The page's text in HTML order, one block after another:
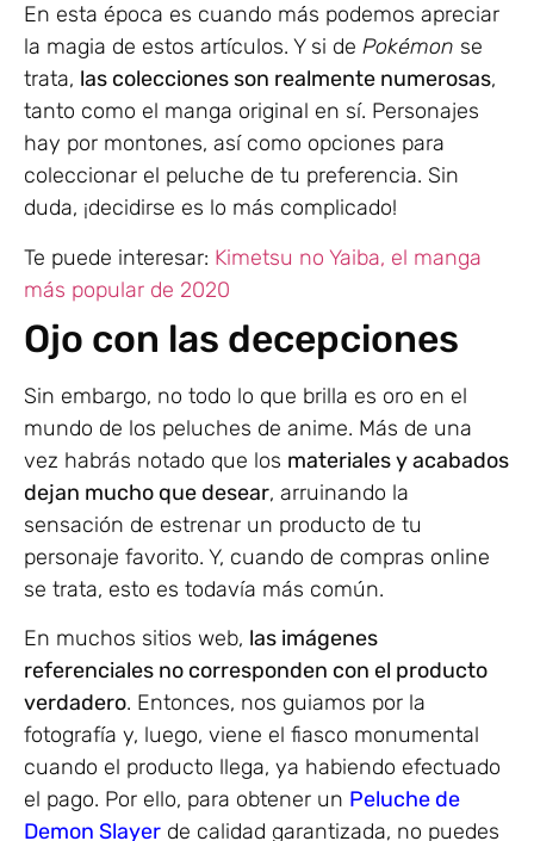
En esta época es cuando más podemos apreciar
la magia de estos artículos. Y si de Pokémon se
trata, las colecciones son realmente numerosas,
tanto como el manga original en sí. Personajes
hay por montones, así como opciones para
coleccionar el peluche de tu preferencia. Sin
duda, ¡decidirse es lo más complicado!
Te puede interesar: Kimetsu no Yaiba, el manga
más popular de 2020
Ojo con las decepciones
Sin embargo, no todo lo que brilla es oro en el
mundo de los peluches de anime. Más de una
vez habrás notado que los materiales y acabados
dejan mucho que desear, arruinando la
sensación de estrenar un producto de tu
personaje favorito. Y, cuando de compras online
se trata, esto es todavía más común.
En muchos sitios web, las imágenes
referenciales no corresponden con el producto
verdadero. Entonces, nos guiamos por la
fotografía y, luego, viene el fiasco monumental
cuando el producto llega, ya habiendo efectuado
el pago. Por ello, para obtener un Peluche de
Demon Slayer de calidad garantizada, no puedes